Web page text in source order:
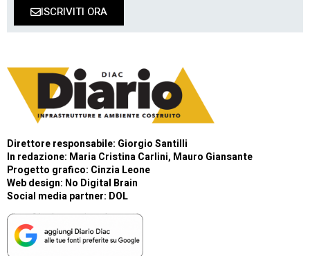
ISCRIVITI ORA
Direttore responsabile: Giorgio Santilli
In redazione: Maria Cristina Carlini, Mauro Giansante
Progetto grafico: Cinzia Leone
Web design: No Digital Brain
Social media partner: DOL